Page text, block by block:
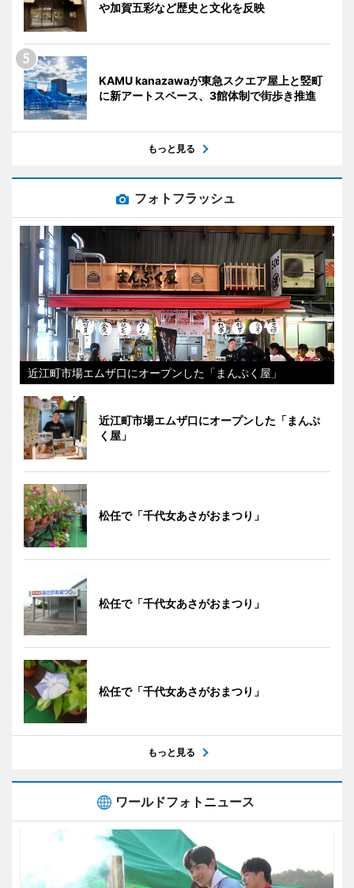
や加賀五彩など歴史と文化を反映
KAMU kanazawaが東急スクエア屋上と竪町
に新アートスペース、3館体制で街歩き推進
もっと見る
フォトフラッシュ
近江町市場エムザ口にオープンした「まんぷく屋」
近江町市場エムザ口にオープンした「まんぷ
く屋」
松任で「千代女あさがおまつり」
松任で「千代女あさがおまつり」
松任で「千代女あさがおまつり」
もっと見る
ワールドフォトニュース